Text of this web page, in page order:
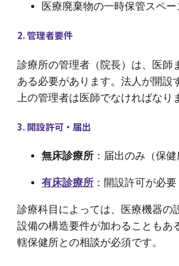
医療廃棄物の一時保管スペー
2. 管理者要件
診療所の管理者（院長）は、医師
ある必要があります。法人が開設
上の管理者は医師でなければなり
3. 開設許可・届出
無床診療所 ：届出のみ（保健
有床診療所 ：開設許可が必要
診療科目によっては、医療機器の
設備の構造要件が加わることもあ
轄保健所との相談が必須です。